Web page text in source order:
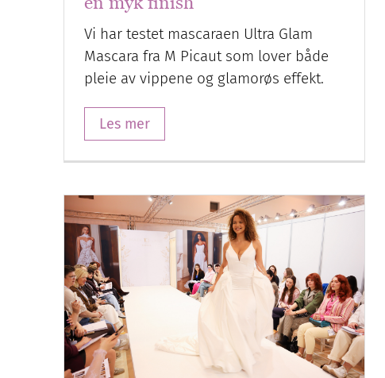
Vi har testet mascaraen Ultra Glam
Mascara fra M Picaut som lover både
pleie av vippene og glamorøs effekt.
Les mer